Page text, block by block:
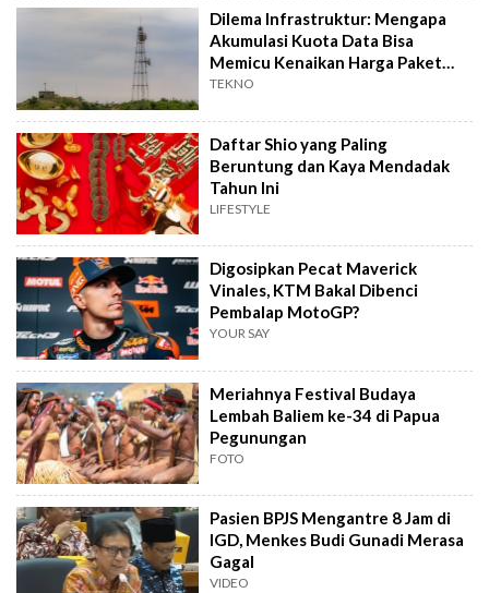
Dilema Infrastruktur: Mengapa
Akumulasi Kuota Data Bisa
Memicu Kenaikan Harga Paket
Internet?
TEKNO
Daftar Shio yang Paling
Beruntung dan Kaya Mendadak
Tahun Ini
LIFESTYLE
Digosipkan Pecat Maverick
Vinales, KTM Bakal Dibenci
Pembalap MotoGP?
YOUR SAY
Meriahnya Festival Budaya
Lembah Baliem ke-34 di Papua
Pegunungan
FOTO
Pasien BPJS Mengantre 8 Jam di
IGD, Menkes Budi Gunadi Merasa
Gagal
VIDEO